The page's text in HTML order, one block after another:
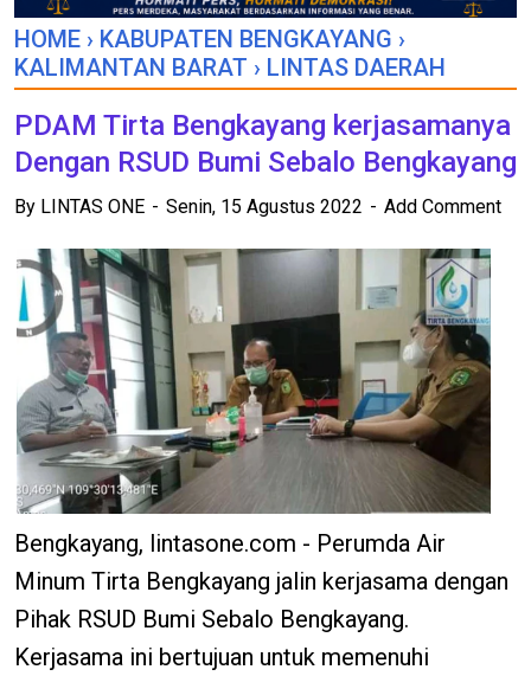
HOME › KABUPATEN BENGKAYANG ›
KALIMANTAN BARAT › LINTAS DAERAH
PDAM Tirta Bengkayang kerjasamanya
Dengan RSUD Bumi Sebalo Bengkayang
By LINTAS ONE Senin, 15 Agustus 2022 Add Comment
Bengkayang, lintasone.com - Perumda Air
Minum Tirta Bengkayang jalin kerjasama dengan
Pihak RSUD Bumi Sebalo Bengkayang.
Kerjasama ini bertujuan untuk memenuhi